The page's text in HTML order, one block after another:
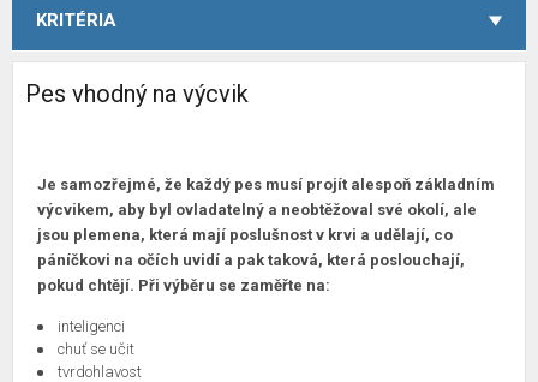
KRITÉRIA
Pes vhodný na výcvik
Je samozřejmé, že každý pes musí projít alespoň základním
výcvikem, aby byl ovladatelný a neobtěžoval své okolí, ale
jsou plemena, která mají poslušnost v krvi a udělají, co
páníčkovi na očích uvidí a pak taková, která poslouchají,
pokud chtějí. Při výběru se zaměřte na:
inteligenci
chuť se učit
tvrdohlavost